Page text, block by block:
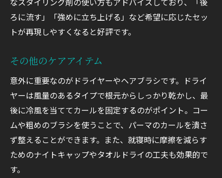
ろに流す」「強めに立ち上げる」など希望に応じたセッ
トが再現しやすくなると好評です。
その他のケアアイテム
意外に重要なのがドライヤーやヘアブラシです。ドライ
ヤーは風量のあるタイプで根元からしっかり乾かし、最
後に冷風を当ててカールを固定するのがポイント。コー
ムや粗めのブラシを使うことで、パーマのカールを潰さ
ず整えることができます。また、就寝時に摩擦を減らす
ためのナイトキャップやタオルドライの工夫も効果的で
す。